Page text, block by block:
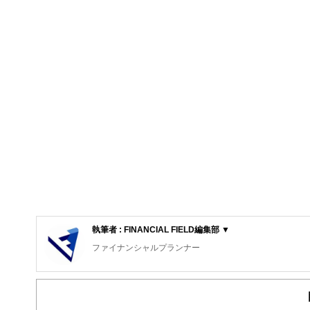
執筆者 : FINANCIAL FIELD編集部 ▼
ファイナンシャルプランナー
FinancialField編集部は、金融、経済に関する記事を、日